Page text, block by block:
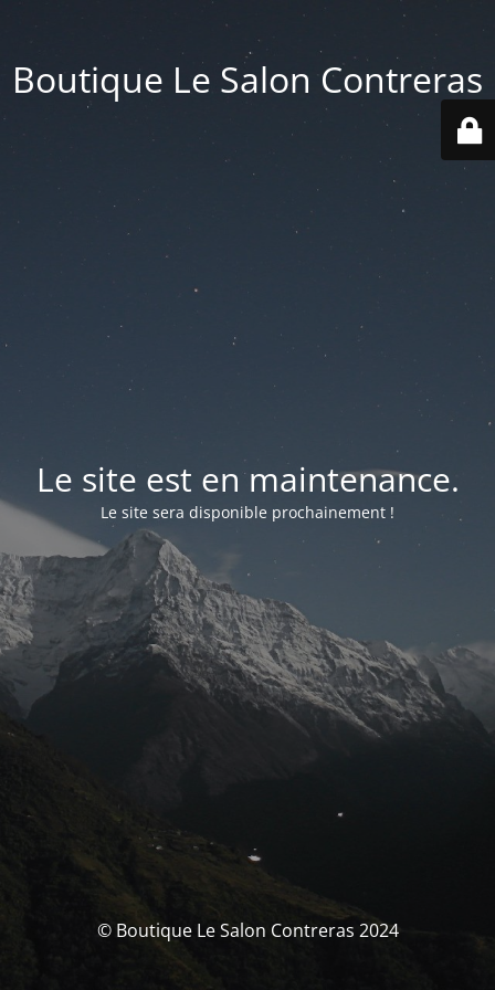
Boutique Le Salon Contreras
Le site est en maintenance.
Le site sera disponible prochainement !
© Boutique Le Salon Contreras 2024